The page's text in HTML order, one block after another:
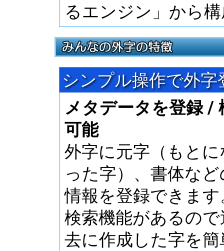
るエンジン」から
シンプル操作で外字
メタデータを登録 /
可能
外字に元字（もとに
った字）、書体など
情報を登録できます
検索機能があるので
去に作成した字を簡